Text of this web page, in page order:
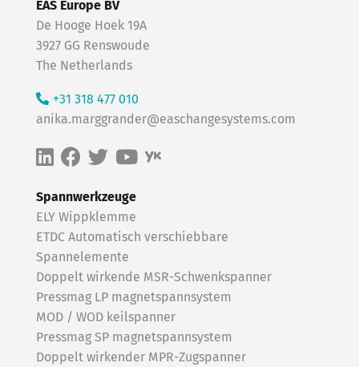
Spannwerkzeuge
ELY Wippklemme
ETDC Automatisch verschiebbare
Spannelemente
Doppelt wirkende MSR-Schwenkspanner
Pressmag LP magnetspannsystem
MOD / WOD keilspanner
Pressmag SP magnetspannsystem
Doppelt wirkender MPR-Zugspanner
EAS Europe BV
De Hooge Hoek 19A
3927 GG Renswoude
The Netherlands
+31 318 477 010
anika.marggrander@easchangesystems.com